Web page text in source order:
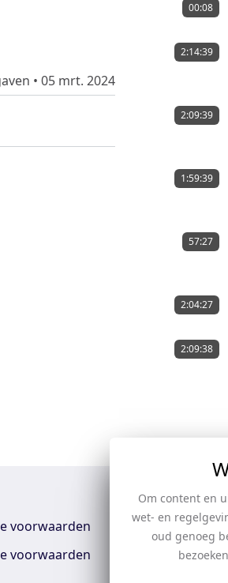
• 05 mrt. 2024
00:08
2:14:39
2:09:39
1:59:39
57:27
2:04:27
2:09:38
voorwaarden
voorwaarden
Om content en
wet- en
oud genoeg